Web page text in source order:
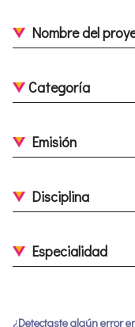
Nombre del
Categoría
Emisión
Disciplina
Especialidad
¿Detectaste algún error